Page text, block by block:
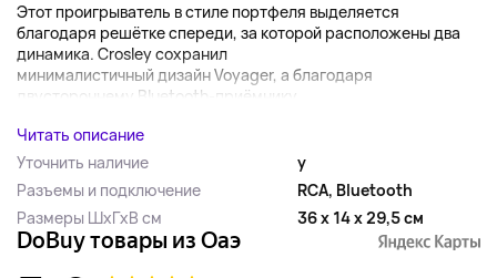
Этот проигрыватель в стиле портфеля выделяется
благодаря решётке спереди, за которой расположены два
динамика. Crosley сохранил
минималистичный дизайн Voyager, а благодаря
двустороннему Bluetooth-приёмнику...
Читать описание
Уточнить наличие
y
Разъемы и подключение
RCA, Bluetooth
Размеры ШхГхВ см
36 x 14 x 29,5 см